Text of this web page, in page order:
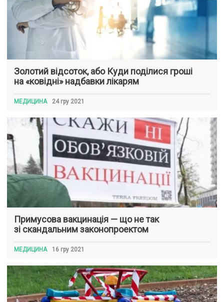
Золотий відсоток, або Куди поділися гроші
на «ковідні» надбавки лікарям
МЕДИЦИНА 24 гру 2021
Примусова вакцинація — що не так
зі скандальним законопроектом
МЕДИЦИНА 16 гру 2021